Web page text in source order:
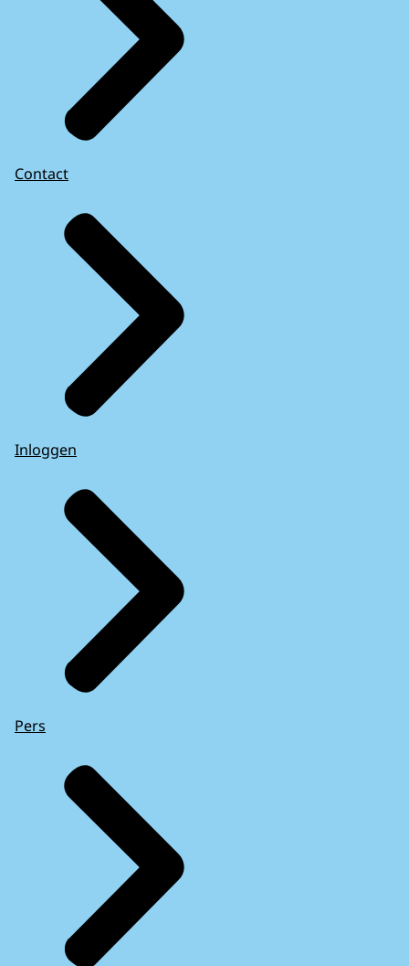
Contact
Inloggen
Pers